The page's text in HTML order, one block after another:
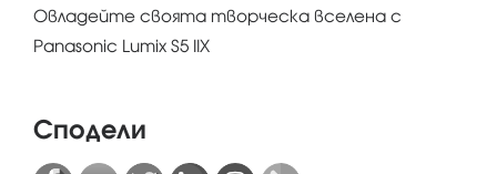
Овладейте своята творческа вселена с
Panasonic Lumix S5 IIX
Сподели